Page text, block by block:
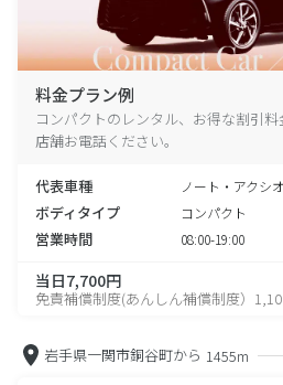
料金プラン例
コンパクトのレンタル、お得な割引
店舗お電話ください。
代表車種 ノート・アク
ボディタイプ コンパクト
営業時間 08:00-19:00
当日7,700円
免責補償制度(あんしん補償制度）
岩手県一関市銅谷町から 1455m